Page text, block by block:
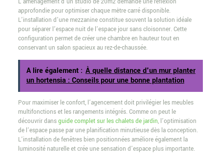
L’aménagement d’un studio de 20m2 demande une réflexion
approfondie pour optimiser chaque mètre carré disponible.
L’installation d’une mezzanine constitue souvent la solution idéale
pour séparer l’espace nuit de l’espace jour sans cloisonner. Cette
configuration permet de créer une chambre en hauteur tout en
conservant un salon spacieux au rez-de-chaussée.
A lire également : À quelle distance d'un mur planter
un hortensia : Conseils pour une bonne plantation
Pour maximiser le confort, l’agencement doit privilégier les meubles
multifonctions et les rangements intégrés. Comme on peut le
découvrir dansguide complet sur les chalets de jardin, l’optimisation
de l’espace passe par une planification minutieuse dès la conception.
L’installation de fenêtres bien positionnées améliore également la
luminosité naturelle et crée une sensation d’espace plus importante.